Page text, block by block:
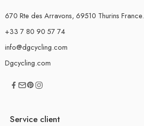
670 Rte des Arravons, 69510 Thurins France.
+33 7 80 90 57 74
info@dgcycling.com
Dgcycling.com
Service client